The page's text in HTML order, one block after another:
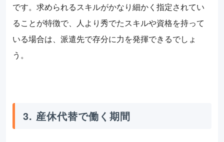
です。求められるスキルがかなり細かく指定されてい
ることが特徴で、人より秀でたスキルや資格を持って
いる場合は、派遣先で存分に力を発揮できるでしょ
う。
3. 産休代替で働く期間